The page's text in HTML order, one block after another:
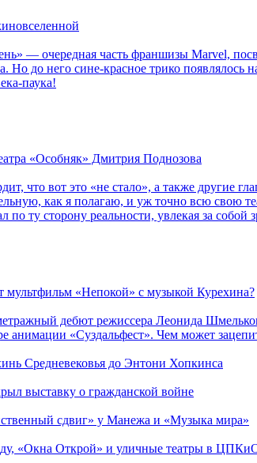
— очередная часть франшизы Marvel,
до него сине-красное трико появлялось
паука!
«Особняк» Дмитрия Поднозова
что вот это «не стало», а также
как я полагаю, и уж точно всю свою
ту сторону реальности, увлекая за собой
«Непокой» с музыкой Курехина?
дебют режиссера Леонида
«Суздальфест». Чем может
Средневековья до Энтони Хопкинса
выставку о гражданской войне
сдвиг» у Манежа и «Музыка мира»
«Окна Открой» и уличные театры в